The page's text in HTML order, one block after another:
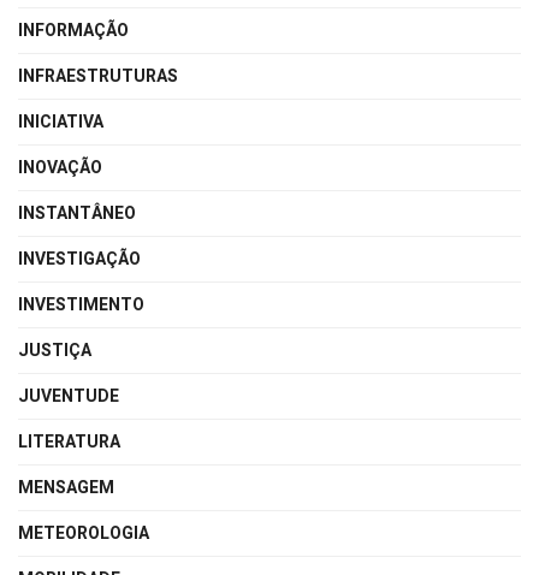
INFORMAÇÃO
INFRAESTRUTURAS
INICIATIVA
INOVAÇÃO
INSTANTÂNEO
INVESTIGAÇÃO
INVESTIMENTO
JUSTIÇA
JUVENTUDE
LITERATURA
MENSAGEM
METEOROLOGIA